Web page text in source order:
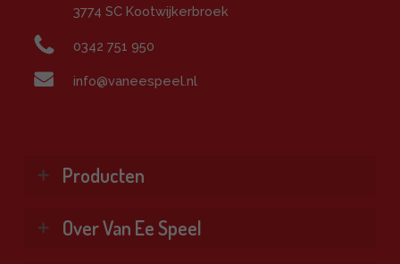
3774 SC Kootwijkerbroek
0342 751 950
info@vaneespeel.nl
Producten
Klimtoestellen
Over Van Ee Speel